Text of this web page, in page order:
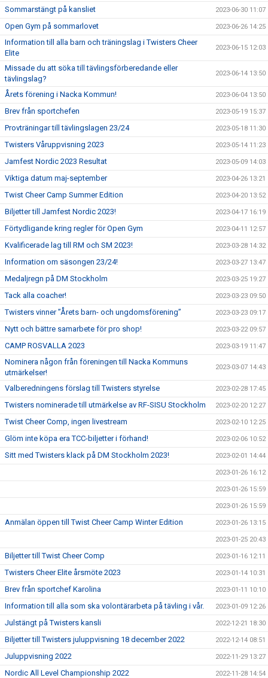
Sommarstängt på kansliet 2023-06-30 11:07
Open Gym på sommarlovet 2023-06-26 14:25
Information till alla barn och träningslag i Twisters Cheer
Elite
2023-06-15 12:03
Missade du att söka till tävlingsförberedande eller
tävlingslag?
2023-06-14 13:50
Årets förening i Nacka Kommun! 2023-06-04 13:50
Brev från sportchefen 2023-05-19 15:37
Provträningar till tävlingslagen 23/24 2023-05-18 11:30
Twisters Våruppvisning 2023 2023-05-14 11:23
Jamfest Nordic 2023 Resultat 2023-05-09 14:03
Viktiga datum maj-september 2023-04-26 13:21
Twist Cheer Camp Summer Edition 2023-04-20 13:52
Biljetter till Jamfest Nordic 2023! 2023-04-17 16:19
Förtydligande kring regler för Open Gym 2023-04-11 12:57
Kvalificerade lag till RM och SM 2023! 2023-03-28 14:32
Information om säsongen 23/24! 2023-03-27 13:47
Medaljregn på DM Stockholm 2023-03-25 19:27
Tack alla coacher! 2023-03-23 09:50
Twisters vinner ”Årets barn- och ungdomsförening” 2023-03-23 09:17
Nytt och bättre samarbete för pro shop! 2023-03-22 09:57
CAMP ROSVALLA 2023 2023-03-19 11:47
Nominera någon från föreningen till Nacka Kommuns
utmärkelser!
2023-03-07 14:43
Valberedningens förslag till Twisters styrelse 2023-02-28 17:45
Twisters nominerade till utmärkelse av RF-SISU Stockholm 2023-02-20 12:27
Twist Cheer Comp, ingen livestream 2023-02-10 12:25
Glöm inte köpa era TCC-biljetter i förhand! 2023-02-06 10:52
Sitt med Twisters klack på DM Stockholm 2023! 2023-02-01 14:44
2023-01-26 16:12
2023-01-26 15:59
2023-01-26 15:59
Anmälan öppen till Twist Cheer Camp Winter Edition 2023-01-26 13:15
2023-01-25 20:43
Biljetter till Twist Cheer Comp 2023-01-16 12:11
Twisters Cheer Elite årsmöte 2023 2023-01-14 10:31
Brev från sportchef Karolina 2023-01-11 10:10
Information till alla som ska volontärarbeta på tävling i vår. 2023-01-09 12:26
Julstängt på Twisters kansli 2022-12-21 18:30
Biljetter till Twisters juluppvisning 18 december 2022 2022-12-14 08:51
Juluppvisning 2022 2022-11-29 13:27
Nordic All Level Championship 2022 2022-11-28 14:54